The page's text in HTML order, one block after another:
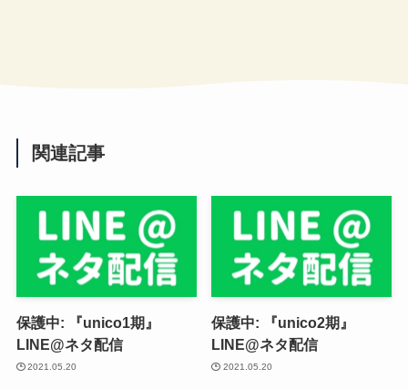
関連記事
保護中: 『unico1期』
LINE@ネタ配信
2021.05.20
保護中: 『unico2期』
LINE@ネタ配信
2021.05.20